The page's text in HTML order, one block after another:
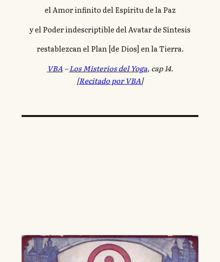
el Amor infinito del Espíritu de la Paz
y el Poder indescriptible del Avatar de Síntesis
restablezcan el Plan [de Dios] en la Tierra.
VBA –Los Misterios del Yoga, cap 14.
[Recitado por VBA]